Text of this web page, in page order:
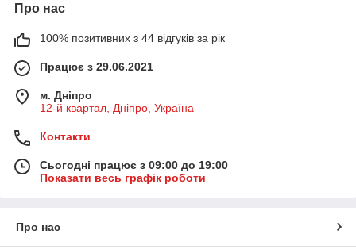
Про нас
100% позитивних з 44 відгуків за рік
Працює з 29.06.2021
м. Дніпро
12-й квартал, Дніпро, Україна
Контакти
Сьогодні працює з 09:00 до 19:00
Показати весь графік роботи
Про нас